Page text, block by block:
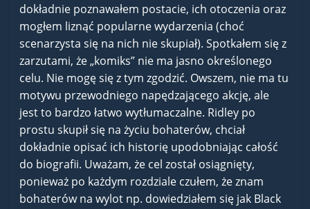
dokładnie poznawałem postacie, ich otoczenia oraz
mogłem liznąć popularne wydarzenia (choć
scenarzysta się na nich nie skupiał). Spotkałem się z
zarzutami, że „komiks” nie ma jasno określonego
celu. Nie mogę się z tym zgodzić. Owszem, nie ma tu
motywu przewodniego napędzającego akcję, ale
jest to bardzo łatwo wytłumaczalne. Ridley po
prostu skupił się na życiu bohaterów, chciał
dokładnie opisać ich historię upodobniając całość
do biografii. Uważam, że cel został osiągnięty,
ponieważ po każdym rozdziale czułem, że znam
bohaterów na wylot np. dowiedziałem się jak Black